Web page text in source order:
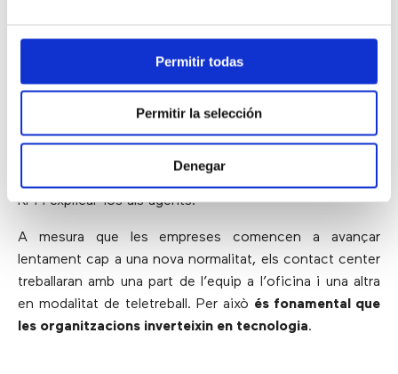
Permitir todas
Permitir la selección
Denegar
i oferir indicacions directes sobre com tractar amb
Tenir la qualitat adequada i elsoftware de gestió de la
força laboraldonarà als supervisors l’oportunitat de
KPI i explicar-los als agents.
A mesura que les empreses comencen a avançar
lentament cap a una nova normalitat, els contact center
treballaran amb una part de l’equip a l’oficina i una altra
en modalitat de teletreball. Per això és fonamental que
les organitzacions inverteixin en tecnologia.